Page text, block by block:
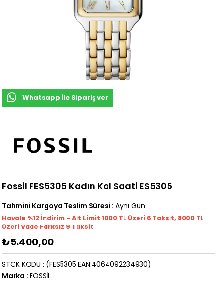
Whatsapp İle Sipariş ver
Fossil FES5305 Kadın Kol Saati ES5305
Tahmini Kargoya Teslim Süresi : Aynı Gün
Havale %12 İndirim - Alt Limit 1000 TL Üzeri 6 Taksit, 8000 TL
Üzeri Vade Farksız 9 Taksit
₺5.400,00
(FES5305 EAN:4064092234930)
STOK KODU
Marka : FOSSİL